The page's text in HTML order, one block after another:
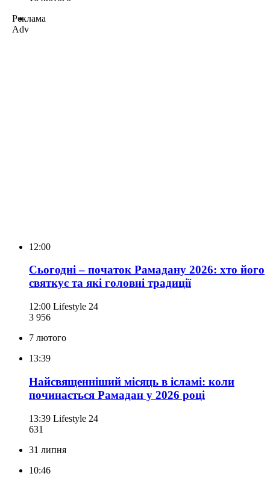
Реклама
Adv
12:00
Сьогодні – початок Рамадану 2026: хто його
святкує та які головні традиції
12:00 Lifestyle 24
3 956
7 лютого
13:39
Найсвященніший місяць в ісламі: коли
починається Рамадан у 2026 році
13:39 Lifestyle 24
631
31 липня
10:46